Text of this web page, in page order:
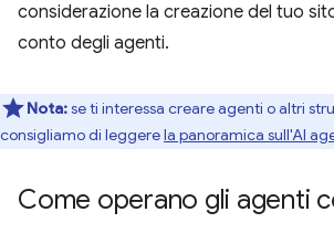
considerazione la creazione del tuo
conto degli agenti.
Nota:se ti interessa creare agenti o altri
consigliamo di leggerela panoramica sull'AI
Come operano gli agenti